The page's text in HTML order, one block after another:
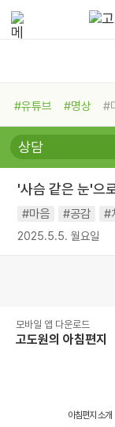
#유튜브 #명상 #
#비전캠프
#독서캠
#희망
#나눔 #친
#독서
#건강 #면
'사슴 같은 눈'으
#마음 #공감 #
2025.5.5. 월요일
모바일 앱 다운로드
고도원의 아침편지
아침편지 소개